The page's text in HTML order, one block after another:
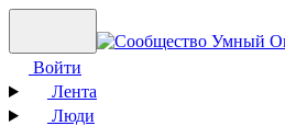
Войти
Лента
Люди